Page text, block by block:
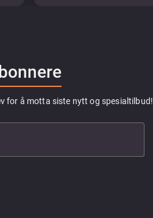
for å motta siste nytt og spesialtilbud!